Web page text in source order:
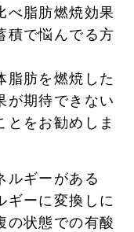
べ脂肪燃焼効果
積で悩んでる方
脂肪を燃焼した
が期待できない
をお勧めしま
ルギーがある
ギーに変換しに
の状態での有酸